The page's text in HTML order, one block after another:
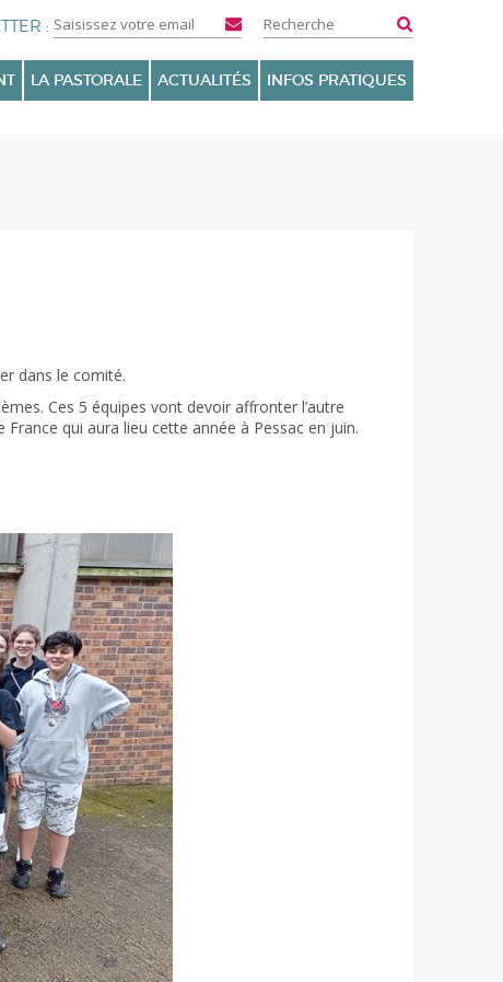
LA PASTORALE ACTUALITÉS INFOS PRATIQUES
dans le comité.
Ces 5 équipes vont devoir affronter l’autre
qui aura lieu cette année à Pessac en juin.